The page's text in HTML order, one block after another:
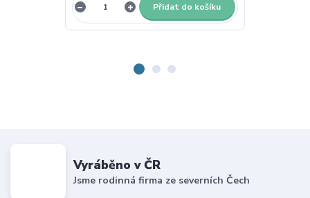
Přidat do košíku
Vyráběno v ČR
Jsme rodinná firma ze severních Čech